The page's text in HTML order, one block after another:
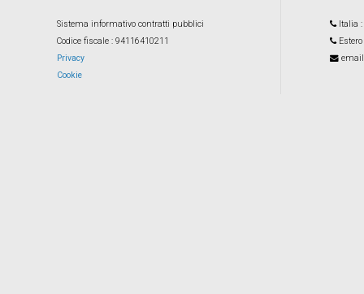
Sistema informativo contratti pubblici
Codice fiscale : 94116410211
Privacy
Cookie
Italia
Estero
email